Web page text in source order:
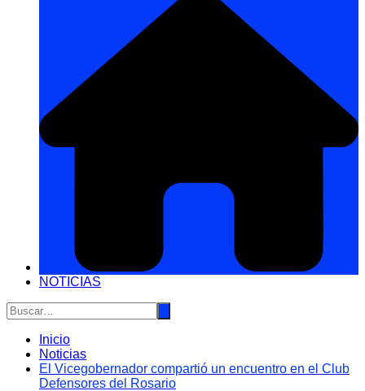
NOTICIAS
Inicio
Noticias
El Vicegobernador compartió un encuentro en el Club
Defensores del Rosario